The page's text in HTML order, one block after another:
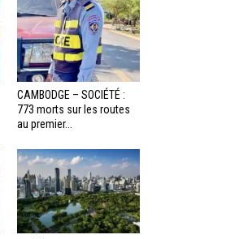
CAMBODGE – SOCIÉTÉ :
773 morts sur les routes
au premier...